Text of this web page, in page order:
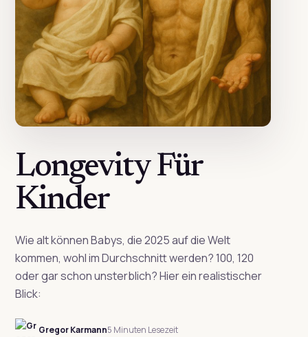
Longevity Für
Kinder
Wie alt können Babys, die 2025 auf die Welt
kommen, wohl im Durchschnitt werden? 100, 120
oder gar schon unsterblich? Hier ein realistischer
Blick:
Gregor Karmann5 Minuten Lesezeit